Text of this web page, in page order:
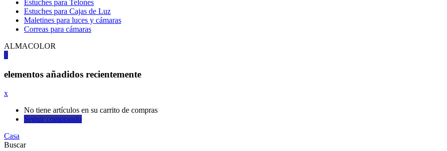
Estuches para Telones
Estuches para Cajas de Luz
Maletines para luces y cámaras
Correas para cámaras
ALMACOLOR
0
elementos añadidos recientemente
x
No tiene artículos en su carrito de compras
Seguir comprando
Casa
Buscar